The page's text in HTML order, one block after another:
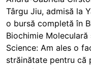
Târgu Jiu, admisă la
o bursă completă în
Biochimie
Science: Am ales o
străinătate pentru că